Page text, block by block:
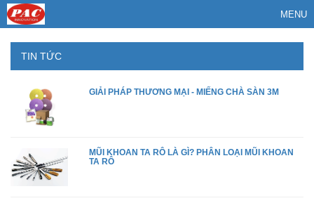
MENU
TIN TỨC
GIẢI PHÁP THƯƠNG MẠI - MIẾNG CHÀ SÀN 3M
MŨI KHOAN TA RÔ LÀ GÌ? PHÂN LOẠI MŨI KHOAN
TA RÔ